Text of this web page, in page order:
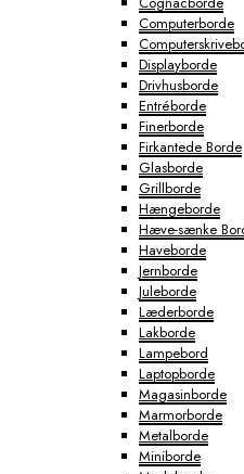
Computerborde
Displayborde
Drivhusborde
Entréborde
Finerborde
Firkantede Borde
Glasborde
Grillborde
Hængeborde
Hæve-sænke
Haveborde
Jernborde
Juleborde
Læderborde
Lakborde
Lampebord
Laptopborde
Magasinborde
Marmorborde
Metalborde
Miniborde